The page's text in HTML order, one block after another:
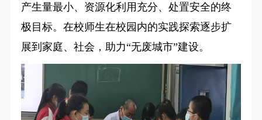
产生量最小、资源化利用充分、处置安全的终
极目标。在校师生在校园内的实践探索逐步扩
展到家庭、社会，助力“无废城市”建设。